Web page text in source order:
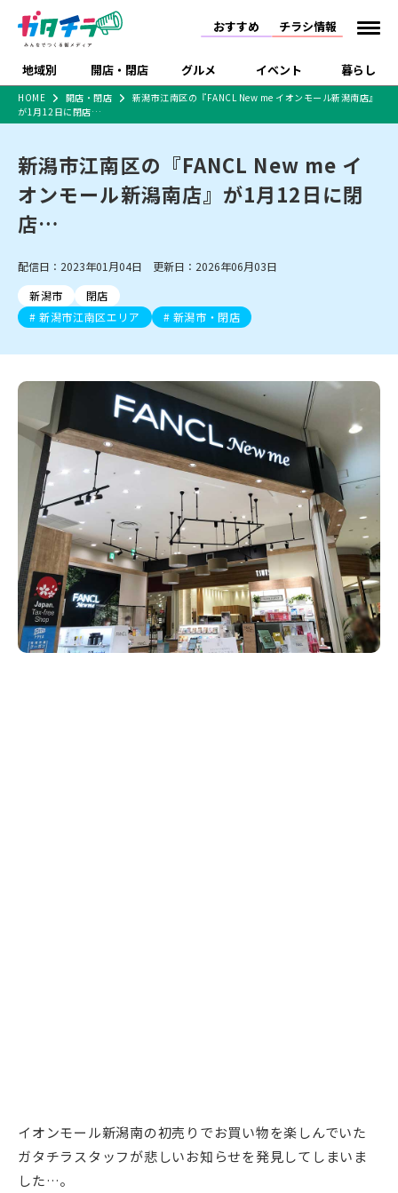
おすすめ チラシ情報
地域別 開店・閉店 グルメ イベント 暮らし
新潟市 下越
佐渡
新潟市中央区 新潟市東区 新潟市西区
新潟市北区
新潟市南区
新潟市江南区 新潟市秋葉区
新潟市西蒲区
村上・関川
新発田・聖籠
胎内・粟島
三条・加茂・田上
五泉・阿賀野・阿賀
燕・弥彦
長岡・見附
小千谷・十日町・津南
魚沼・南魚沼・湯沢
柏崎・刈羽・出雲崎
上越・妙高・糸魚川
開店 閉店
リニューアル・移転
新潟市・開店
新潟市・閉店
長岡市・開店
長岡市・閉店
ラーメン・開店
ラーメン・閉店
ラーメン 現地レポート
スイーツ
ご当地グルメ 食べ歩き テイクアウト
季節・期間限定
カフェ
居酒屋・バー 焼肉
パスタ
パン・ベーカリー
タレカツ・豚カツ
デカ盛り・大盛り
旨辛・激辛
定食・町定食 海鮮・鮨
そば・うどん
日本酒・新潟清酒
ワイン・クラフトビール
ケーキ・パフェ
ビアガーデン・暑気払い
忘新年会・歓送迎会
体験・販売 祭り・伝統行事
スポーツ
セミナー・講演会 子ども向け 花火大会
入場無料
住宅展示場
完成見学会 学生スポーツ アルビレックス
施設・ショップ
住宅メーカー・工務
店
習い事・塾 アパレル・雑貨
フィットネス・ジム
観光スポット
温泉・入浴 ホテル
リラクゼーション・整体
スキー場
リユース・買取
病院・クリニック
イオンモール
ラブラ万代・ラブラ2
ビルボードプレイスBP
新潟伊勢丹
ピア万代
リバーサイド千秋
パティオPATIO
特売セール インタビュー
特集・まとめ記事
セツコママ ランキング 新潟人
キャンペーン
開店まとめ
閉店まとめ
ラーメンまとめ
飲食店まとめ
食品スーパー・コンビ
ショッピングモール・
大型施設
ドラッグストア・ホーム
センター
ファッション 生活サービス
冠婚葬祭
習い事・塾 通販・EC イベント
求人
官公庁・自治体
新潟市 チラシ
長岡・見附 チラシ
上越・妙高・糸魚川 チラシ
注目 チラシ
週末セール
火曜セール
オープン・リニューアルセール
周年祭・感謝祭セール
年末・初売りセール
HOME 開店・閉店
新潟市江南区の『FANCL New me イオンモール新潟南店』
が1月12日に閉店…
新潟市江南区の『FANCL New me イ
オンモール新潟南店』が1月12日に閉
店…
配信日：2023年01月04日 更新日：2026年06月03日
新潟市
閉店
新潟市江南区エリア
新潟市・閉店
イオンモール新潟南の初売りでお買い物を楽しんでいた
ガタチラスタッフが悲しいお知らせを発見してしまいま
した…。